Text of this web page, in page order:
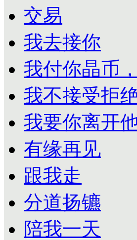
交易
我去接你
我付你晶币
我不接受拒
我要你离开
有缘再见
跟我走
分道扬镳
陪我一天